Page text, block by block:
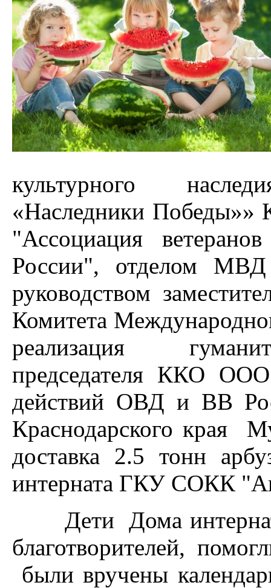
культурного
«Наследники
"Ассоциация
России", отделом
руководством
Комитета
реализация
председателя ККО
действий ОВД и ВВ
Краснодарского края
доставка 2.5 тонн
интерната ГКУ СОКК
Дети Дома
благотворителей,
были вручены